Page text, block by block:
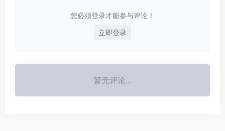
您必须登录才能参与评论！
立即登录
暂无评论...